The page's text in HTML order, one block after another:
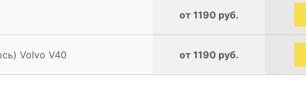
от 1190 руб.
Volvo V40 от 1190 руб.